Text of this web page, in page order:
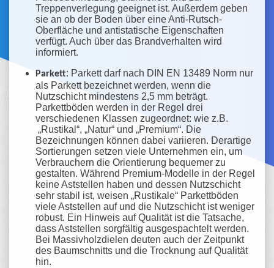
Treppenverlegung geeignet ist. Außerdem geben
sie an ob der Boden über eine Anti-Rutsch-
Oberfläche und antistatische Eigenschaften
verfügt. Auch über das Brandverhalten wird
informiert.
Parkett: Parkett darf nach DIN EN 13489 Norm nur
als Parkett bezeichnet werden, wenn die
Nutzschicht mindestens 2,5 mm beträgt.
Parkettböden werden in der Regel drei
verschiedenen Klassen zugeordnet: wie z.B.
„Rustikal“, „Natur“ und „Premium“. Die
Bezeichnungen können dabei variieren. Derartige
Sortierungen setzen viele Unternehmen ein, um
Verbrauchern die Orientierung bequemer zu
gestalten. Während Premium-Modelle in der Regel
keine Aststellen haben und dessen Nutzschicht
sehr stabil ist, weisen „Rustikale“ Parkettböden
viele Aststellen auf und die Nutzschicht ist weniger
robust. Ein Hinweis auf Qualität ist die Tatsache,
dass Aststellen sorgfältig ausgespachtelt werden.
Bei Massivholzdielen deuten auch der Zeitpunkt
des Baumschnitts und die Trocknung auf Qualität
hin.